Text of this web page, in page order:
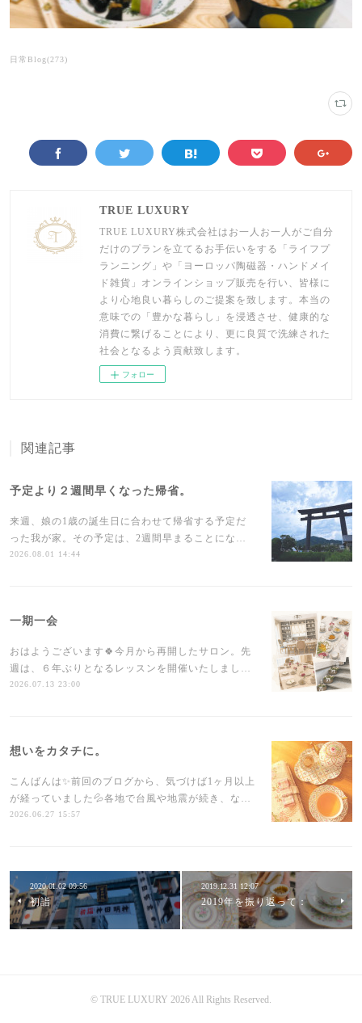
日常Blog(273)
TRUE LUXURY
TRUE LUXURY株式会社はお一人お一人がご自分
だけのプランを立てるお手伝いをする「ライフプ
ランニング」や「ヨーロッパ陶磁器・ハンドメイ
ド雑貨」オンラインショップ販売を行い、皆様に
より心地良い暮らしのご提案を致します。本当の
意味での「豊かな暮らし」を浸透させ、健康的な
消費に繋げることにより、更に良質で洗練された
社会となるよう貢献致します。
フォロー
関連記事
予定より２週間早くなった帰省。
来週、娘の1歳の誕生日に合わせて帰省する予定だ
った我が家。その予定は、2週間早まることにな…
2026.08.01 14:44
一期一会
おはようございます🍀今月から再開したサロン。先
週は、６年ぶりとなるレッスンを開催いたしまし…
2026.07.13 23:00
想いをカタチに。
こんばんは✨前回のブログから、気づけば1ヶ月以上
が経っていました💦各地で台風や地震が続き、な…
2026.06.27 15:57
2020.01.02 09:56
初詣
2019.12.31 12:07
2019年を振り返って：
©︎ TRUE LUXURY 2026 All Rights Reserved.